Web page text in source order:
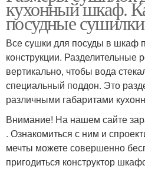
кухонный шкаф.
посудные сушилки
Все сушки для посуды в шкаф
конструкции. Разделительные
вертикально, чтобы вода
специальный поддон. Это
различными габаритами
Внимание! На нашем сайте
. Ознакомиться с ним и
мечты можете совершенно
пригодиться конструктор